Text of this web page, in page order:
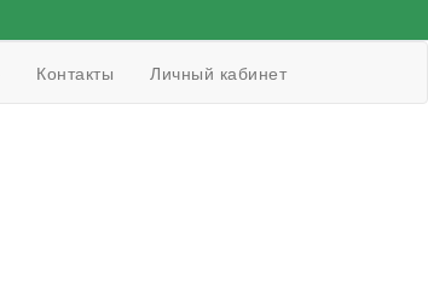
Контакты Личный кабинет